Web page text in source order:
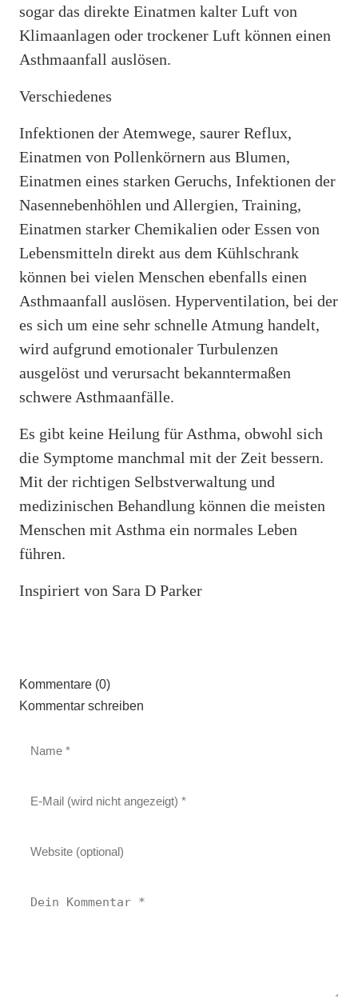
sogar das direkte Einatmen kalter Luft von
Klimaanlagen oder trockener Luft können einen
Asthmaanfall auslösen.
Verschiedenes
Infektionen der Atemwege, saurer Reflux,
Einatmen von Pollenkörnern aus Blumen,
Einatmen eines starken Geruchs, Infektionen der
Nasennebenhöhlen und Allergien, Training,
Einatmen starker Chemikalien oder Essen von
Lebensmitteln direkt aus dem Kühlschrank
können bei vielen Menschen ebenfalls einen
Asthmaanfall auslösen. Hyperventilation, bei der
es sich um eine sehr schnelle Atmung handelt,
wird aufgrund emotionaler Turbulenzen
ausgelöst und verursacht bekanntermaßen
schwere Asthmaanfälle.
Es gibt keine Heilung für Asthma, obwohl sich
die Symptome manchmal mit der Zeit bessern.
Mit der richtigen Selbstverwaltung und
medizinischen Behandlung können die meisten
Menschen mit Asthma ein normales Leben
führen.
Inspiriert von Sara D Parker
Kommentare (0)
Kommentar schreiben